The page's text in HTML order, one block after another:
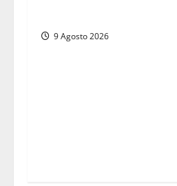
9 Agosto 2026